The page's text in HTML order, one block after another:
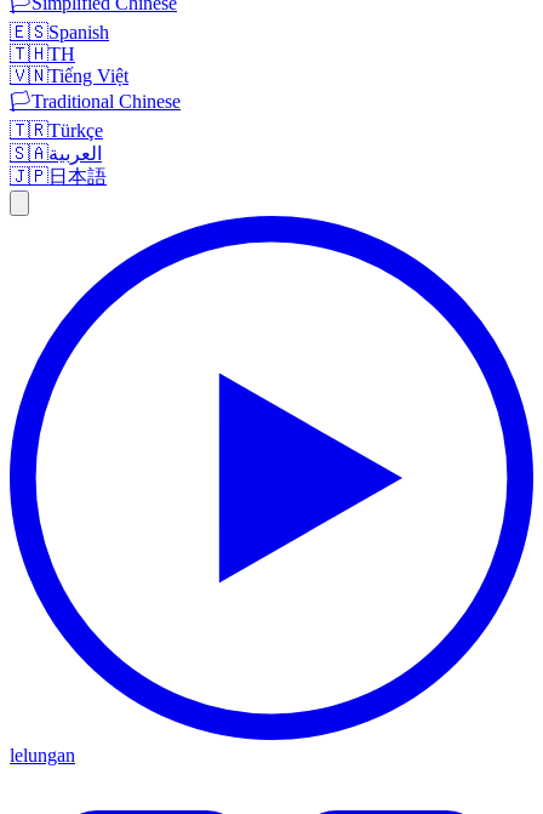
🇪🇸Spanish
🇹🇭TH
🇻🇳Tiếng Việt
🏳️Traditional Chinese
🇹🇷Türkçe
🇸🇦العربية
🇯🇵日本語
lelungan